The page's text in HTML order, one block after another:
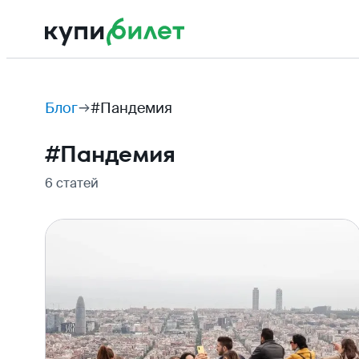
Блог #Пандемия
#Пандемия
6 статей